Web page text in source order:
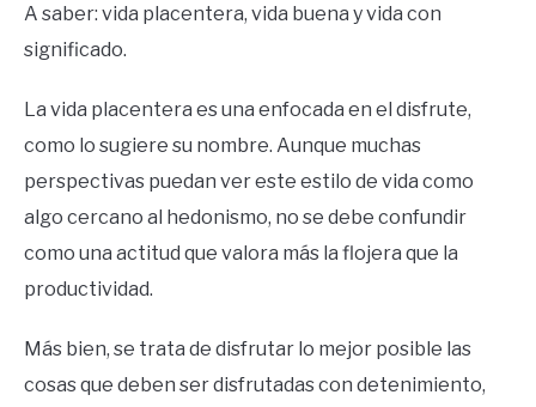
A saber: vida placentera, vida buena y vida con
significado.
La vida placentera es una enfocada en el disfrute,
como lo sugiere su nombre. Aunque muchas
perspectivas puedan ver este estilo de vida como
algo cercano al hedonismo, no se debe confundir
como una actitud que valora más la flojera que la
productividad.
Más bien, se trata de disfrutar lo mejor posible las
cosas que deben ser disfrutadas con detenimiento,